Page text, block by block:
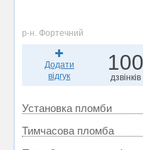
р-н. Фортечний
Додати
відгук
100
дзвінків
Установка пломби
Тимчасова пломба